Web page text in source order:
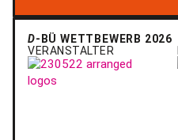
D-BÜ WETTBEWERB 2026
VERANSTALTER